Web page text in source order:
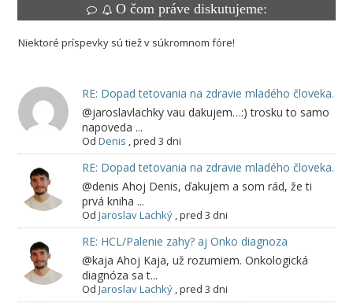
O čom práve diskutujeme:
Niektoré príspevky sú tiež v súkromnom fóre!
RE: Dopad tetovania na zdravie mladého človeka.
@jaroslavlachky vau dakujem…:) trosku to samo
napoveda ...
Od Denis ,pred 3 dni
RE: Dopad tetovania na zdravie mladého človeka.
@denis Ahoj Denis, ďakujem a som rád, že ti
prvá kniha ...
Od Jaroslav Lachký,pred 3 dni
RE: HCL/Palenie zahy? aj Onko diagnoza
@kaja Ahoj Kaja, už rozumiem. Onkologická
diagnóza sa t...
Od Jaroslav Lachký,pred 3 dni